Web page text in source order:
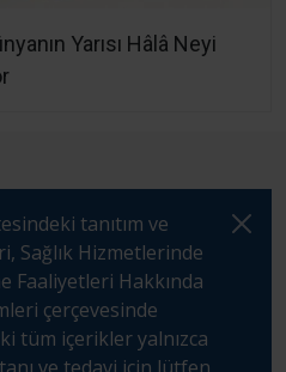
Yarısı Hâlâ Neyi
tanıtım ve
Sağlık Hizmetlerinde
Faaliyetleri Hakkında
çerçevesinde
tüm içerikler yalnızca
ve tedavi için lütfen